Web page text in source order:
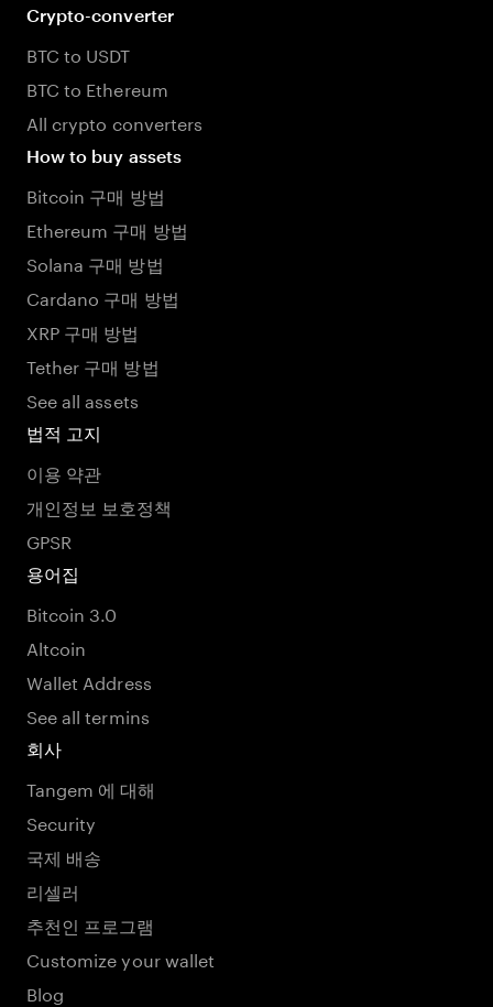
Crypto-converter
BTC to USDT
BTC to Ethereum
All crypto converters
How to buy assets
Bitcoin 구매 방법
Ethereum 구매 방법
Solana 구매 방법
Cardano 구매 방법
XRP 구매 방법
Tether 구매 방법
See all assets
법적 고지
이용 약관
개인정보 보호정책
GPSR
용어집
Bitcoin 3.0
Altcoin
Wallet Address
See all termins
회사
Tangem 에 대해
Security
국제 배송
리셀러
추천인 프로그램
Customize your wallet
Blog